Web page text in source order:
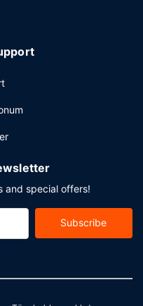
and special offers!
Subscribe